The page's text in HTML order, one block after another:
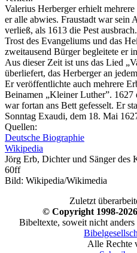
Valerius Herberger erhielt
er alle abwies. Fraustadt war sein
verließ, als 1613 die Pest
Trost des Evangeliums und das
zweitausend Bürger begleitete er
Aus dieser Zeit ist uns das Lied
überliefert, das Herberger an
Er veröffentlichte auch mehrere
Beinamen „Kleiner Luther”. 1627
war fortan ans Bett gefesselt. Er
Sonntag Exaudi, dem 18. Mai
Quellen:
Deutsche Biographie
Wikipedia
Jörg Erb, Dichter und Sänger des
60ff
Bild: Wikipedia/Wikimedia
Zuletzt
© Copyright 1998-
Bibeltexte, soweit nicht
Alle Rechte